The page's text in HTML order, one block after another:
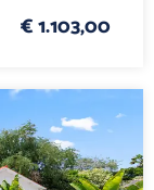
€ 1.103,00